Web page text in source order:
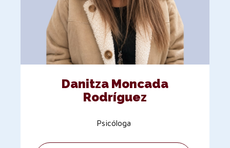
Danitza Moncada
Rodríguez
Psicóloga